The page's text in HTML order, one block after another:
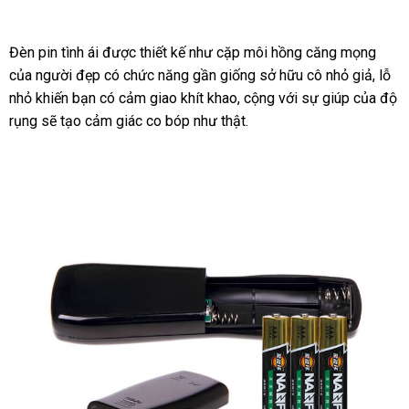
DC17
Âm
đạo
giả
độ cực
Đèn pin tình ái giá
bán
được thiết kế như cặp môi hồng căng mọng
của người đẹp có chức năng gần giống sở hữu cô nhỏ giảở
đâu
, lỗ
nhỏ khiến bạn có cảm giao khít khaovoucher
, cộng giá
với sự giúp kho
của độ
rụng Đức
sẽ tạo cảm giác co bóp như thật.